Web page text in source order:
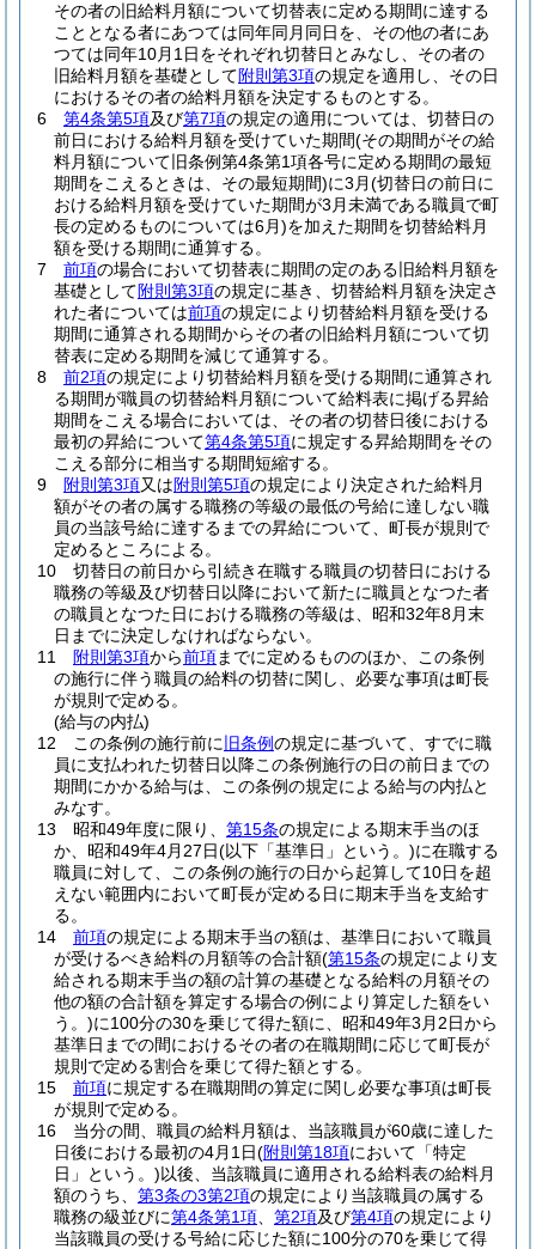
その者の旧給料月額について切替表に定める期間に達する
こととなる者にあつては同年同月同日を、その他の者にあ
つては同年10月1日をそれぞれ切替日とみなし、その者の
旧給料月額を基礎として附則第3項の規定を適用し、その日
におけるその者の給料月額を決定するものとする。
6
第4条第5項及び第7項の規定の適用については、切替日の
前日における給料月額を受けていた期間(その期間がその給
料月額について旧条例第4条第1項各号に定める期間の最短
期間をこえるときは、その最短期間)に3月(切替日の前日に
おける給料月額を受けていた期間が3月未満である職員で町
長の定めるものについては6月)を加えた期間を切替給料月
額を受ける期間に通算する。
7
前項の場合において切替表に期間の定のある旧給料月額を
基礎として附則第3項の規定に基き、切替給料月額を決定さ
れた者については前項の規定により切替給料月額を受ける
期間に通算される期間からその者の旧給料月額について切
替表に定める期間を減じて通算する。
8
前2項の規定により切替給料月額を受ける期間に通算され
る期間が職員の切替給料月額について給料表に掲げる昇給
期間をこえる場合においては、その者の切替日後における
最初の昇給について第4条第5項に規定する昇給期間をその
こえる部分に相当する期間短縮する。
9
附則第3項又は附則第5項の規定により決定された給料月
額がその者の属する職務の等級の最低の号給に達しない職
員の当該号給に達するまでの昇給について、町長が規則で
定めるところによる。
10
切替日の前日から引続き在職する職員の切替日における
職務の等級及び切替日以降において新たに職員となつた者
の職員となつた日における職務の等級は、昭和32年8月末
日までに決定しなければならない。
11
附則第3項から前項までに定めるもののほか、この条例
の施行に伴う職員の給料の切替に関し、必要な事項は町長
が規則で定める。
(給与の内払)
12
この条例の施行前に 旧条例の規定に基づいて、すでに職
員に支払われた切替日以降この条例施行の日の前日までの
期間にかかる給与は、この条例の規定による給与の内払と
みなす。
13
昭和49年度に限り、 第15条の規定による期末手当のほ
か、昭和49年4月27日(以下「基準日」という。)に在職する
職員に対して、この条例の施行の日から起算して10日を超
えない範囲内において町長が定める日に期末手当を支給す
る。
14
前項の規定による期末手当の額は、基準日において職員
が受けるべき給料の月額等の合計額(第15条の規定により支
給される期末手当の額の計算の基礎となる給料の月額その
他の額の合計額を算定する場合の例により算定した額をい
う。)に100分の30を乗じて得た額に、昭和49年3月2日から
基準日までの間におけるその者の在職期間に応じて町長が
規則で定める割合を乗じて得た額とする。
15
前項に規定する在職期間の算定に関し必要な事項は町長
が規則で定める。
16
当分の間、職員の給料月額は、当該職員が60歳に達した
日後における最初の4月1日(附則第18項において「特定
日」という。)以後、当該職員に適用される給料表の給料月
額のうち、 第3条の3第2項の規定により当該職員の属する
職務の級並びに第4条第1項 第2項及び第4項の規定により
当該職員の受ける号給に応じた額に100分の70を乗じて得